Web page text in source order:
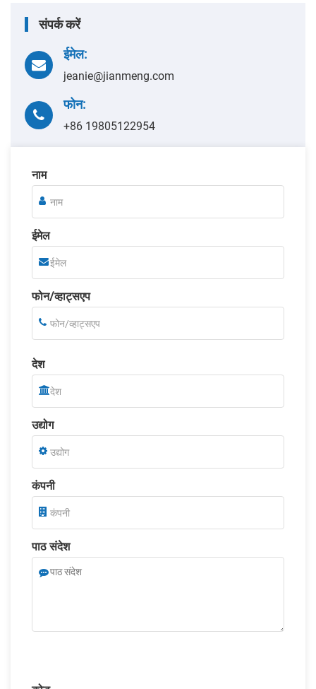
संपर्क करें
ईमेल:
jeanie@jianmeng.com
फोन:
+86 19805122954
नाम
ईमेल
फोन/व्हाट्सएप
देश
उद्योग
कंपनी
पाठ संदेश